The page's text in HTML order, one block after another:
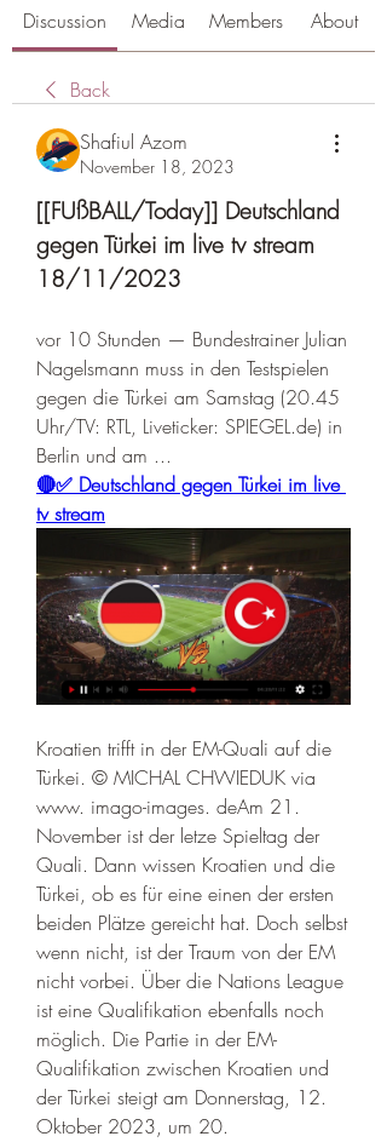
Discussion Media Members About
Back
Shafiul Azom
November 18, 2023
[[FUßBALL/Today]] Deutschland
gegen Türkei im live tv stream
18/11/2023
vor 10 Stunden — Bundestrainer Julian
Nagelsmann muss in den Testspielen
gegen die Türkei am Samstag (20.45
Uhr/TV: RTL, Liveticker: SPIEGEL.de) in
Berlin und am ...
🔴✅ Deutschland gegen Türkei im live
tv stream
Kroatien trifft in der EM-Quali auf die
Türkei. © MICHAL CHWIEDUK via
www. imago-images. deAm 21.
November ist der letze Spieltag der
Quali. Dann wissen Kroatien und die
Türkei, ob es für eine einen der ersten
beiden Plätze gereicht hat. Doch selbst
wenn nicht, ist der Traum von der EM
nicht vorbei. Über die Nations League
ist eine Qualifikation ebenfalls noch
möglich. Die Partie in der EM-
Qualifikation zwischen Kroatien und
der Türkei steigt am Donnerstag, 12.
Oktober 2023, um 20.